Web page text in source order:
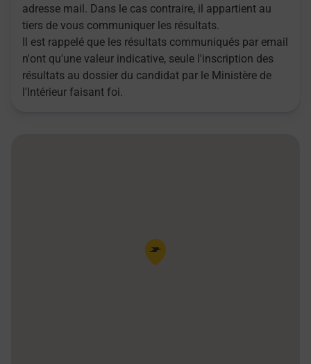
adresse mail. Dans le cas contraire, il appartient au
tiers de vous communiquer les résultats.
Il est rappelé que les résultats communiqués par email
n'ont qu'une valeur indicative, seule l'inscription des
résultats au dossier du candidat par le Ministère de
l'Intérieur faisant foi.
Pin de la carte